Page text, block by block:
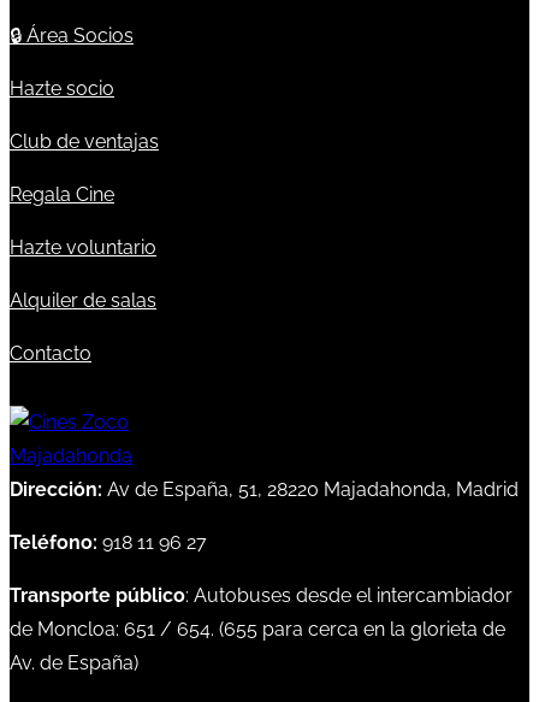
🔒 Área Socios
Hazte socio
Club de ventajas
Regala Cine
Hazte voluntario
Alquiler de salas
Contacto
Dirección: Av de España, 51, 28220 Majadahonda, Madrid
Teléfono: 918 11 96 27
Transporte público: Autobuses desde el intercambiador
de Moncloa: 651 / 654. (655 para cerca en la glorieta de
Av. de España)